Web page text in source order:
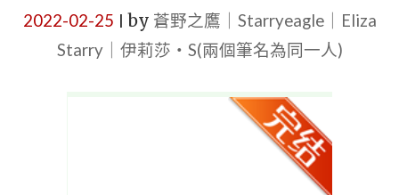
2022-02-25 by 蒼野之鷹｜Starryeagle｜Eliza
Starry｜伊莉莎・S(兩個筆名為同一人)